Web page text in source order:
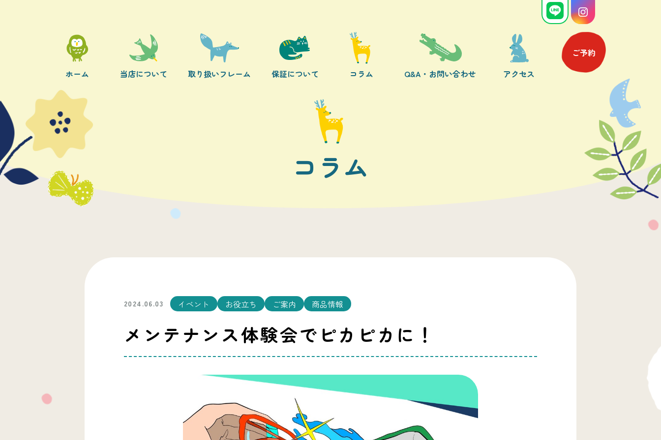
ホーム 当店について 取り扱いフレーム 保証について コラム Q&A・お問い合わせ アクセス
ご予約
コラム
2024.06.03 イベント お役立ち ご案内 商品情報
メンテナンス体験会でピカピカに！